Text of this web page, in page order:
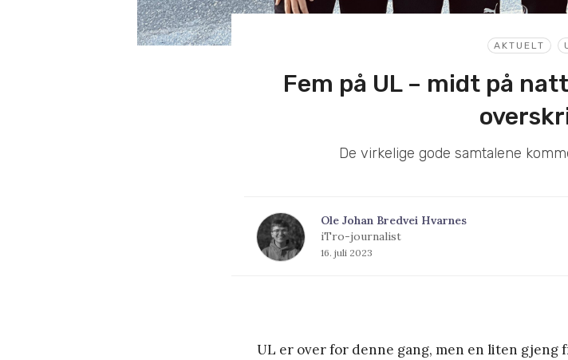
AKTUELT
Fem på UL – midt på
De virkelige gode samtalene
Ole Johan Bredvei Hvarnes
iTro-journalist
16. juli 2023
UL er over for denne gang, men en liten gjeng